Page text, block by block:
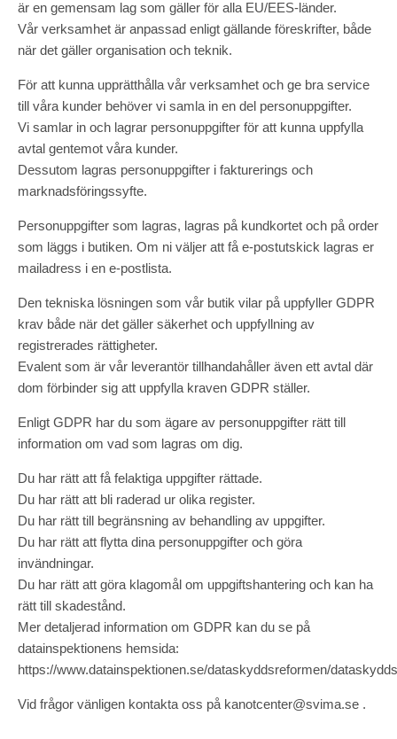
är en gemensam lag som gäller för alla EU/EES-länder.
Vår verksamhet är anpassad enligt gällande föreskrifter, både
när det gäller organisation och teknik.
För att kunna upprätthålla vår verksamhet och ge bra service
till våra kunder behöver vi samla in en del personuppgifter.
Vi samlar in och lagrar personuppgifter för att kunna uppfylla
avtal gentemot våra kunder.
Dessutom lagras personuppgifter i fakturerings och
marknadsföringssyfte.
Personuppgifter som lagras, lagras på kundkortet och på order
som läggs i butiken. Om ni väljer att få e-postutskick lagras er
mailadress i en e-postlista.
Den tekniska lösningen som vår butik vilar på uppfyller GDPR
krav både när det gäller säkerhet och uppfyllning av
registrerades rättigheter.
Evalent som är vår leverantör tillhandahåller även ett avtal där
dom förbinder sig att uppfylla kraven GDPR ställer.
Enligt GDPR har du som ägare av personuppgifter rätt till
information om vad som lagras om dig.
Du har rätt att få felaktiga uppgifter rättade.
Du har rätt att bli raderad ur olika register.
Du har rätt till begränsning av behandling av uppgifter.
Du har rätt att flytta dina personuppgifter och göra
invändningar.
Du har rätt att göra klagomål om uppgiftshantering och kan ha
rätt till skadestånd.
Mer detaljerad information om GDPR kan du se på
datainspektionens hemsida:
https://www.datainspektionen.se/dataskyddsreformen/
Vid frågor vänligen kontakta oss på kanotcenter@svima.se .